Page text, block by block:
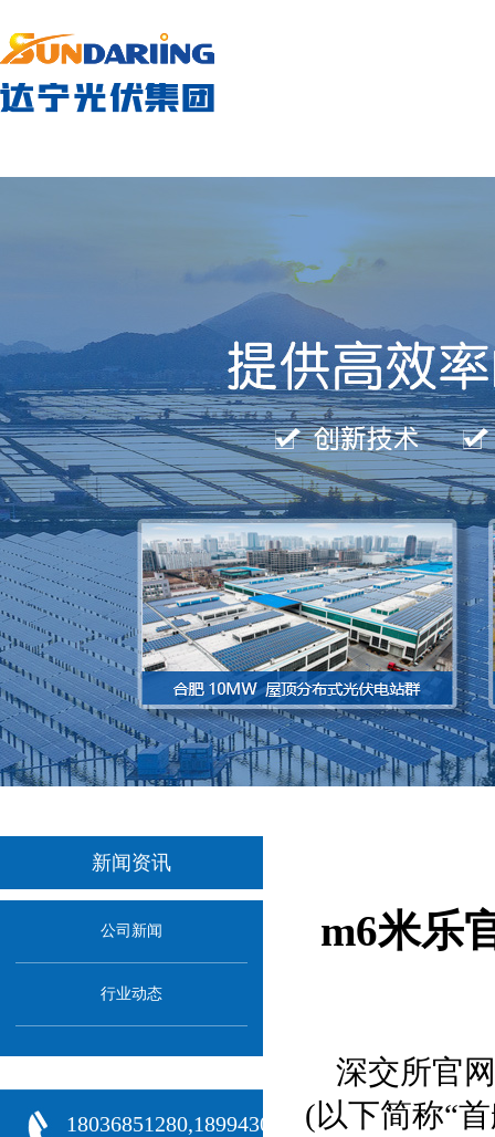
新闻资讯
公司新闻
行业动态
18036851280,18994301288,18068407382
m6米乐
深交所官
(以下简称“